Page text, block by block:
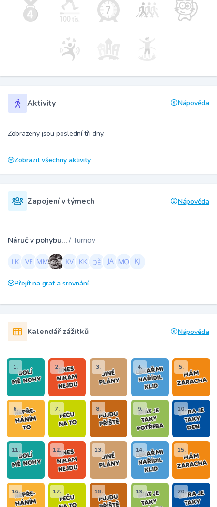
Aktivity Nápověda
Zobrazeny jsou poslední tři dny.
Zobrazit všechny aktivity
Zapojení v týmech Nápověda
Náruč v pohybu…/ Turnov
Přejít na graf a srovnání
Kalendář zážitků Nápověda
1. 2. 3. 4. 5.
6. 7. 8. 9. 10.
11. 12. 13. 14. 15.
16. 17. 18. 19. 20.